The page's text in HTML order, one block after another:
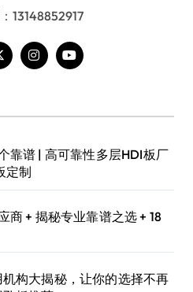
13148852917
靠谱 | 高可靠性多层HDI板厂
定制
商 + 揭秘专业靠谱之选 + 18
构大揭秘，让你的选择不再